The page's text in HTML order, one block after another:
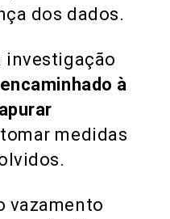
dos dados.
investigação
à
medidas
vazamento